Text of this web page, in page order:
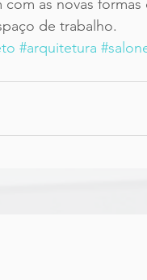
as novas
de trabalho.
#arquitetura